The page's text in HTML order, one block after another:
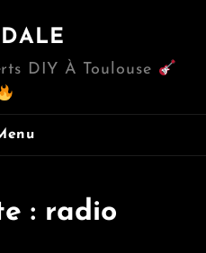
DIY À Toulouse
: radio